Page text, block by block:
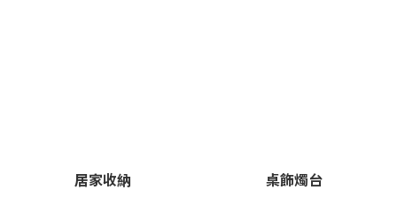
居家收納 桌飾燭台